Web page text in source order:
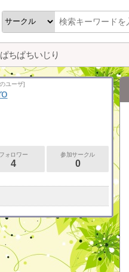
ぱちぱちいじり
ユーザ]
フォロワー
4
参加サークル
0